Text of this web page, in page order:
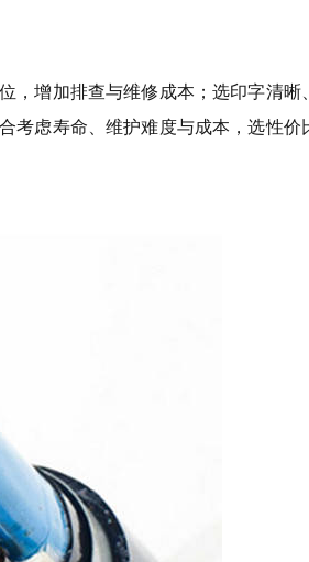
，增加排查与维修成本；选印字清晰
考虑寿命、维护难度与成本，选性价